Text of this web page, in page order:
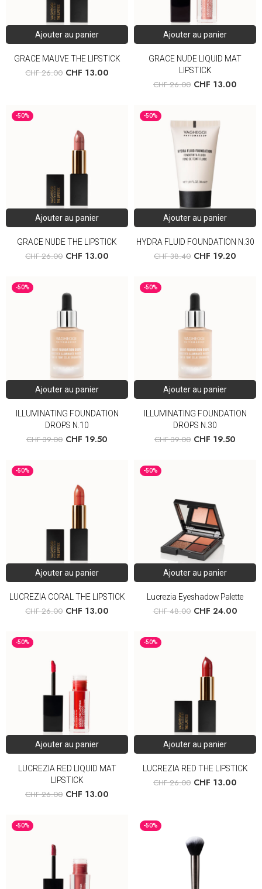
Ajouter au panier
GRACE MAUVE THE LIPSTICK
CHF26.00 CHF 13.00
Ajouter au panier
GRACE NUDE LIQUID MAT
LIPSTICK
CHF26.00 CHF 13.00
-50%
Ajouter au panier
GRACE NUDE THE LIPSTICK
CHF26.00 CHF 13.00
-50%
Ajouter au panier
HYDRA FLUID FOUNDATION N.30
CHF38.40 CHF 19.20
-50%
Ajouter au panier
ILLUMINATING FOUNDATION
DROPS N.10
CHF39.00 CHF 19.50
-50%
Ajouter au panier
ILLUMINATING FOUNDATION
DROPS N.30
CHF39.00 CHF 19.50
-50%
Ajouter au panier
LUCREZIA CORAL THE LIPSTICK
CHF26.00 CHF 13.00
-50%
Ajouter au panier
Lucrezia Eyeshadow Palette
CHF48.00 CHF 24.00
-50%
Ajouter au panier
LUCREZIA RED LIQUID MAT
LIPSTICK
CHF26.00 CHF 13.00
-50%
Ajouter au panier
LUCREZIA RED THE LIPSTICK
CHF26.00 CHF 13.00
-50% -50%